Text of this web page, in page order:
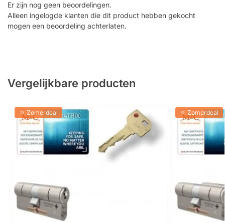
Er zijn nog geen beoordelingen.
Alleen ingelogde klanten die dit product hebben gekocht
mogen een beoordeling achterlaten.
Vergelijkbare producten
🌞 Zomerdeal 🌞 Zomerdeal